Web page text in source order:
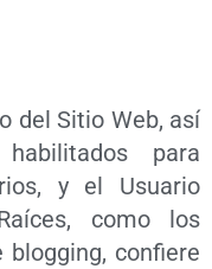
del Sitio Web, así
para
y el Usuario
como los
confiere